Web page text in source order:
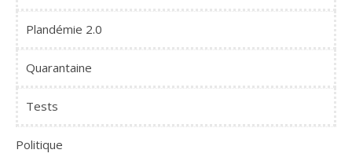
Plandémie 2.0
Quarantaine
Tests
Politique